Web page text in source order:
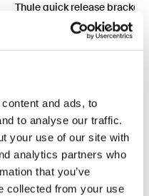
and ads, to
to analyse our traffic.
your use of our site with
analytics partners who
that you’ve
collected from your use
Thule quick release bracket
nosač za brzo otpuštanje